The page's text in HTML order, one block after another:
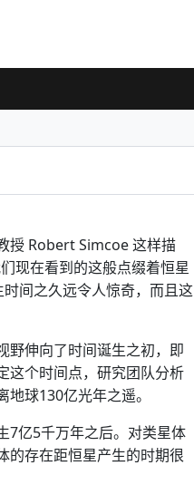
授 Robert Simcoe 这样描
现在看到的这般点缀着恒星
间之久远令人惊奇，而且这
野伸向了时间诞生之初，即
这个时间点，研究团队分析
球130亿光年之遥。
亿5千万年之后。对类星体
存在距恒星产生的时期很